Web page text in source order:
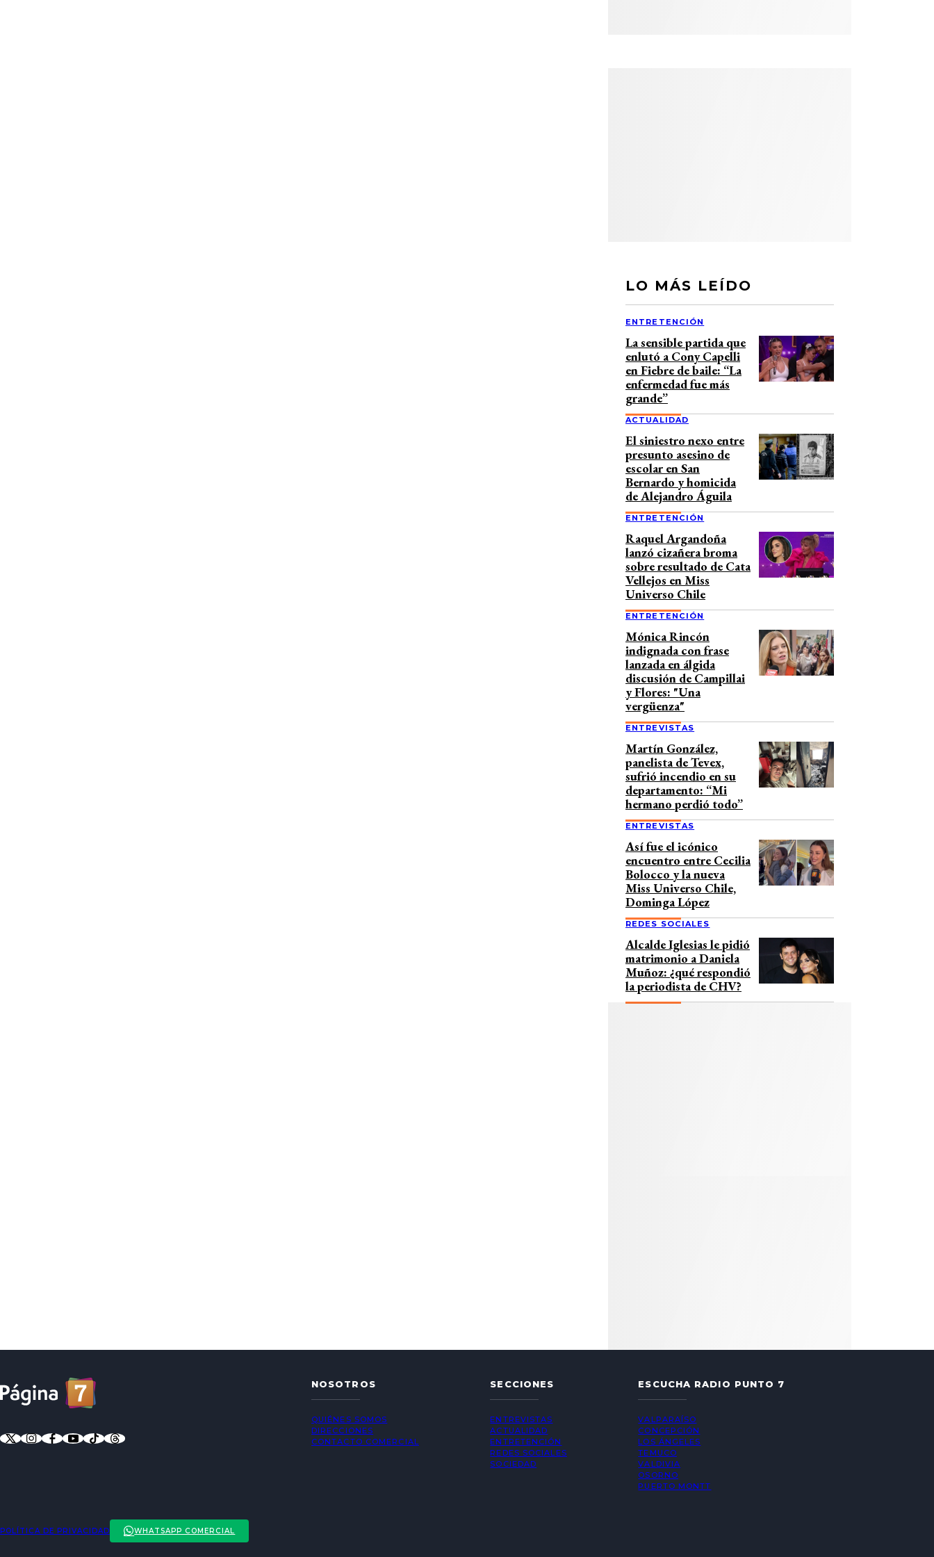
LO MÁS LEÍDO
ENTRETENCIÓN
La sensible partida que
enlutó a Cony Capelli
en Fiebre de baile: “La
enfermedad fue más
grande”
ACTUALIDAD
El siniestro nexo entre
presunto asesino de
escolar en San
Bernardo y homicida
de Alejandro Águila
ENTRETENCIÓN
Raquel Argandoña
lanzó cizañera broma
sobre resultado de Cata
Vellejos en Miss
Universo Chile
ENTRETENCIÓN
Mónica Rincón
indignada con frase
lanzada en álgida
discusión de Campillai
y Flores: "Una
vergüenza"
ENTREVISTAS
Martín González,
panelista de Tevex,
sufrió incendio en su
departamento: “Mi
hermano perdió todo”
ENTREVISTAS
Así fue el icónico
encuentro entre Cecilia
Bolocco y la nueva
Miss Universo Chile,
Dominga López
REDES SOCIALES
Alcalde Iglesias le pidió
matrimonio a Daniela
Muñoz: ¿qué respondió
la periodista de CHV?
NOSOTROS
QUIÉNES SOMOS
DIRECCIONES
CONTACTO COMERCIAL
SECCIONES
ENTREVISTAS
ACTUALIDAD
ENTRETENCIÓN
REDES SOCIALES
SOCIEDAD
ESCUCHA RADIO PUNTO 7
VALPARAÍSO
CONCEPCIÓN
LOS ÁNGELES
TEMUCO
VALDIVIA
OSORNO
PUERTO MONTT
POLÍTICA DE PRIVACIDAD WHATSAPP COMERCIAL